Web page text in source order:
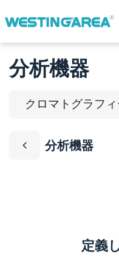
分析機器
クロマトグラフィ
分析機器
定義